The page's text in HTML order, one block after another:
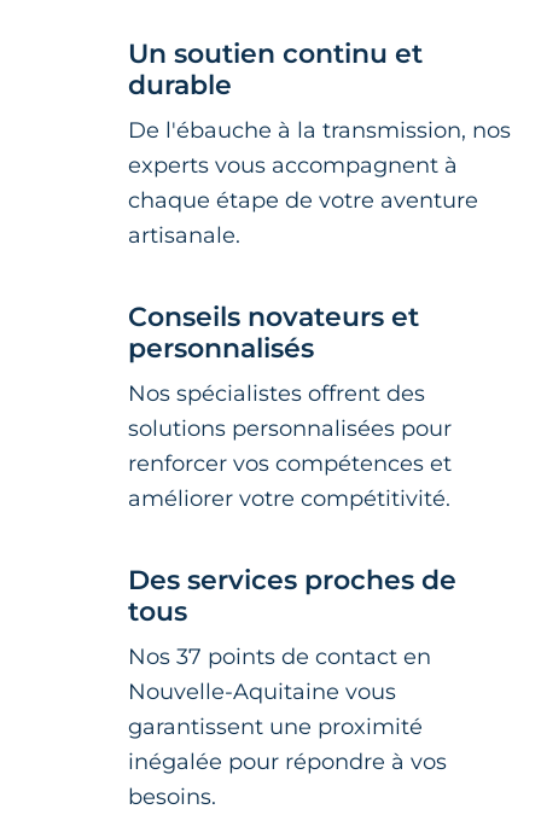
Un soutien continu et
durable
De l'ébauche à la transmission, nos
experts vous accompagnent à
chaque étape de votre aventure
artisanale.
Conseils novateurs et
personnalisés
Nos spécialistes offrent des
solutions personnalisées pour
renforcer vos compétences et
améliorer votre compétitivité.
Des services proches de
tous
Nos 37 points de contact en
Nouvelle-Aquitaine vous
garantissent une proximité
inégalée pour répondre à vos
besoins.